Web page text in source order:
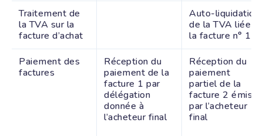
Traitement de
la TVA sur la
facture d’achat
Auto-liquidation
de la TVA liée à
la facture n° 1
Paiement des
factures
Réception du
paiement de la
facture 1 par
délégation
donnée à
l’acheteur final
Réception du
paiement
partiel de la
facture 2 émis
par l’acheteur
final